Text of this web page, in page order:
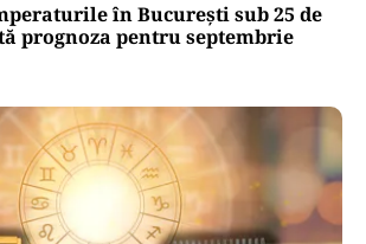
în București sub 25 de
prognoza pentru septembrie